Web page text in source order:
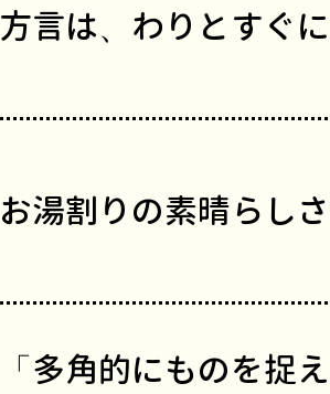
方言は、わりとすぐ
お湯割りの素晴らしさ
「多角的にものを捉